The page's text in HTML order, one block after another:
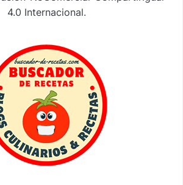
4.0 Internacional.